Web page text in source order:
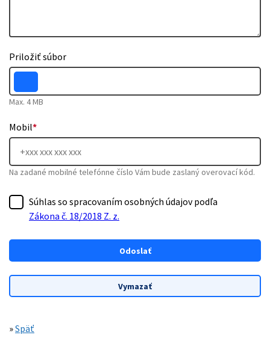
Priložiť súbor
Max. 4 MB
Mobil*
Na zadané mobilné telefónne číslo Vám bude zaslaný overovací kód.
Súhlas so spracovaním osobných údajov podľa
Zákona č. 18/2018 Z. z.
»Späť